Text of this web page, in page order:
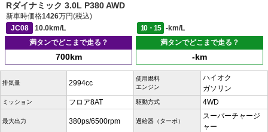
Rダイナミック 3.0L P380 AWD
新車時価格1426万円(税込)
JC08
10.0km/L 10・15
-km/L
満タンでどこまで走る？
700km
満タンでどこまで走る？
-km
排気量 2994cc
使用燃料
エンジン
ハイオク
ガソリン
ミッション フロア8AT 駆動方式 4WD
最大出力 380ps/6500rpm 過給器（ターボ）
スーパーチャージ
ャー